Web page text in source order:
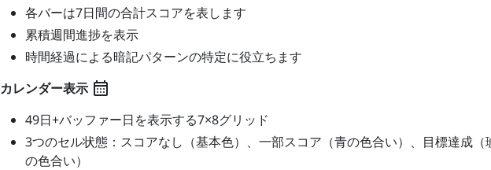
各バーは7日間の合計スコアを表します
累積週間進捗を表示
時間経過による暗記パターンの特定に役立ちます
カレンダー表示 calendar_month
49日+バッファー日を表示する7×8グリッド
3つのセル状態：スコアなし（基本色）、一部スコア（青の色合い）、目標達成（
の色合い）